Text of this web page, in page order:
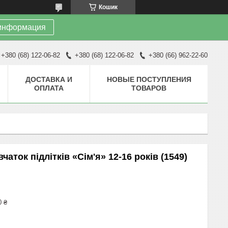
Кошик
+380 (68) 122-06-82 +380 (68) 122-06-82 +380 (66) 962-22-60
ДОСТАВКА И
ОПЛАТА
НОВЫЕ ПОСТУПЛЕНИЯ
ТОВАРОВ
підлітків «Сім'я» 12-16 років (1549)
₴